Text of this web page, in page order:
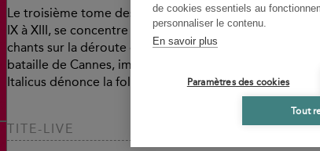
de cookies essentiels au
personnaliser le contenu.
En savoir plus
Paramètres des cookies
Tout
Le troisième tome des Punica, allant des chants
IX à XIII, se concentre d’abord pendant deux
chants sur la déroute des Romains lors de la
bataille de Cannes, imputée à Varron dont Silius
Italicus dénonce la folle assurance.
TITE-LIVE